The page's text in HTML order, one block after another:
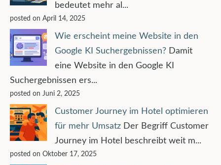
bedeutet mehr al...
posted on April 14, 2025
Wie erscheint meine Website in den
Google KI Suchergebnissen? Damit
eine Website in den Google KI
Suchergebnissen ers...
posted on Juni 2, 2025
Customer Journey im Hotel optimieren
für mehr Umsatz Der Begriff Customer
Journey im Hotel beschreibt weit m...
posted on Oktober 17, 2025